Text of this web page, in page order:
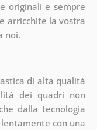
originali e sempre
arricchite la vostra
noi.
di alta qualità
dei quadri non
dalla tecnologia
con una